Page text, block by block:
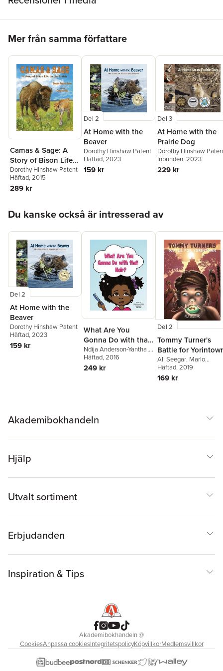
Mer från samma författare
Camas & Sage: A
Story of Bison Life
on the Prairie
Dorothy Hinshaw Patent
Häftad, 2015
289 kr
Del 2
At Home with the
Beaver
Dorothy Hinshaw Patent
Häftad, 2023
159 kr
Del 3
At Home with the
Prairie Dog
Dorothy Hinshaw
Inbunden, 2023
229 kr
Du kanske också är intresserad av
Del 2
At Home with the
Beaver
Dorothy Hinshaw Patent
Häftad, 2023
159 kr
What Are You
Gonna Do with that
Hair?
Ndija Anderson-Yantha,
Marlo Garnsworthy
Häftad, 2016
249 kr
Del 2
Tommy Turner's
Battle for
Ali Seegar, Marlo
Garnsworthy
Häftad, 2019
169 kr
Akademibokhandeln
Hjälp
Utvalt sortiment
Erbjudanden
Inspiration & Tips
Akademibokhandeln@
CookiesAnpassa cookiesIntegritetspolicyKöpvillkorMedlemsvillkor